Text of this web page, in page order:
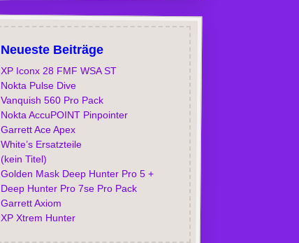
Neueste Beiträge
XP Iconx 28 FMF WSA ST
Nokta Pulse Dive
Vanquish 560 Pro Pack
Nokta AccuPOINT Pinpointer
Garrett Ace Apex
White’s Ersatzteile
(kein Titel)
Golden Mask Deep Hunter Pro 5 +
Deep Hunter Pro 7se Pro Pack
Garrett Axiom
XP Xtrem Hunter